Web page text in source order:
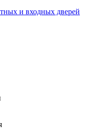
и входных дверей